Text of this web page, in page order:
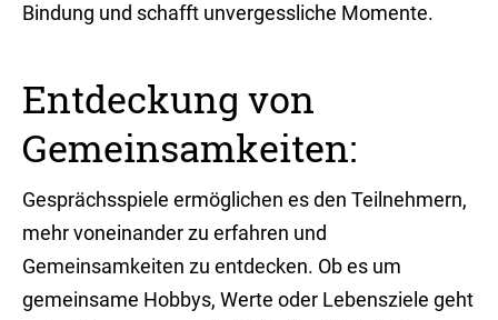
Bindung und schafft unvergessliche Momente.
Entdeckung von
Gemeinsamkeiten:
Gesprächsspiele ermöglichen es den Teilnehmern,
mehr voneinander zu erfahren und
Gemeinsamkeiten zu entdecken. Ob es um
gemeinsame Hobbys, Werte oder Lebensziele geht